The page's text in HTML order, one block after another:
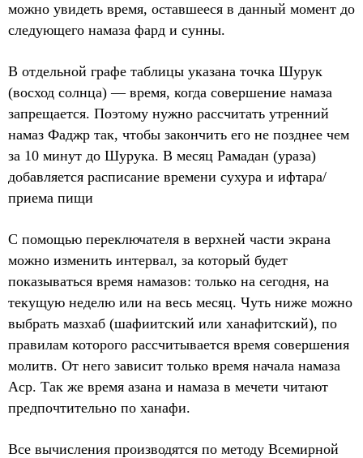
можно увидеть время, оставшееся в данный момент до
следующего намаза фард и сунны.
В отдельной графе таблицы указана точка Шурук
(восход солнца) — время, когда совершение намаза
запрещается. Поэтому нужно рассчитать утренний
намаз Фаджр так, чтобы закончить его не позднее чем
за 10 минут до Шурука. В месяц Рамадан (ураза)
добавляется расписание времени сухура и ифтара/
приема пищи
С помощью переключателя в верхней части экрана
можно изменить интервал, за который будет
показываться время намазов: только на сегодня, на
текущую неделю или на весь месяц. Чуть ниже можно
выбрать мазхаб (шафиитский или ханафитский), по
правилам которого рассчитывается время совершения
молитв. От него зависит только время начала намаза
Аср. Так же время азана и намаза в мечети читают
предпочтительно по ханафи.
Все вычисления производятся по методу Всемирной